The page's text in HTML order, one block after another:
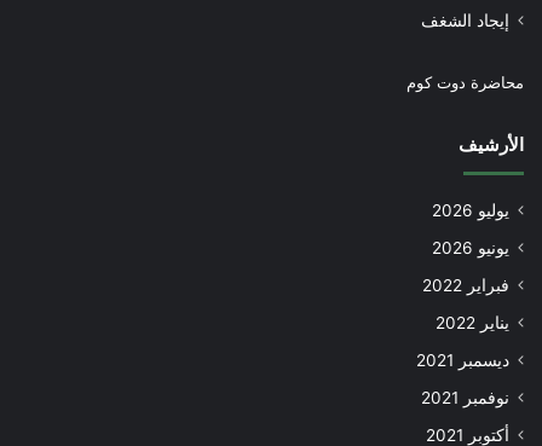
إيجاد الشغف
محاضرة دوت كوم
الأرشيف
يوليو 2026
يونيو 2026
فبراير 2022
يناير 2022
ديسمبر 2021
نوفمبر 2021
أكتوبر 2021